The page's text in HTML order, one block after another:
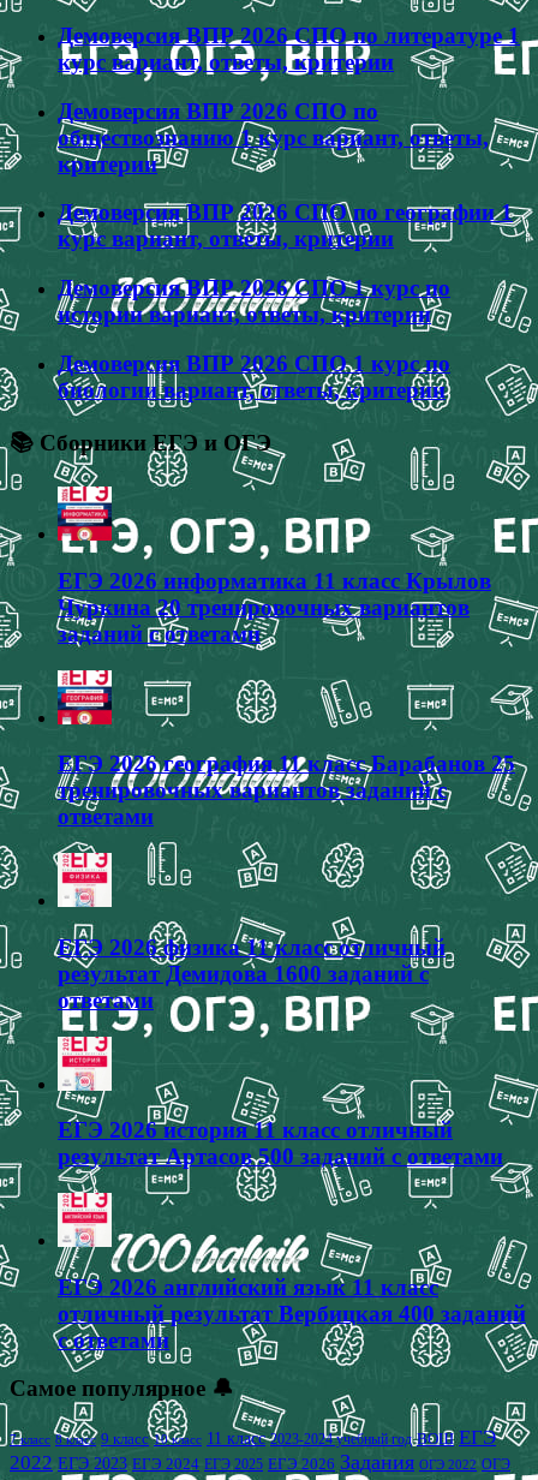
Демоверсия ВПР 2026 СПО по литературе 1
курс вариант, ответы, критерии
Демоверсия ВПР 2026 СПО по
обществознанию 1 курс вариант, ответы,
критерии
Демоверсия ВПР 2026 СПО по географии 1
курс вариант, ответы, критерии
Демоверсия ВПР 2026 СПО 1 курс по
истории вариант, ответы, критерии
Демоверсия ВПР 2026 СПО 1 курс по
биологии вариант, ответы, критерии
📚 Сборники ЕГЭ и ОГЭ
ЕГЭ 2026 информатика 11 класс Крылов
Чуркина 20 тренировочных вариантов
заданий с ответами
ЕГЭ 2026 география 11 класс Барабанов 25
тренировочных вариантов заданий с
ответами
ЕГЭ 2026 физика 11 класс отличный
результат Демидова 1600 заданий с
ответами
ЕГЭ 2026 история 11 класс отличный
результат Артасов 500 заданий с ответами
ЕГЭ 2026 английский язык 11 класс
отличный результат Вербицкая 400 заданий
с ответами
Самое популярное 🔔
7 класс 8 класс 9 класс 10 класс 11 класс 2023-2024 учебный год ВОШ ЕГЭ
2022 ЕГЭ 2023 ЕГЭ 2024 ЕГЭ 2025 ЕГЭ 2026 Задания ОГЭ 2022 ОГЭ